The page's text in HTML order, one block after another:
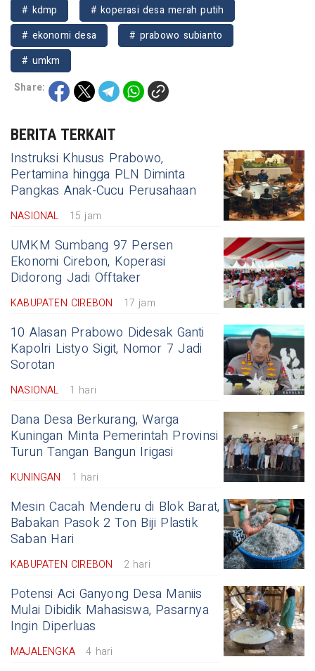
# kdmp
# koperasi desa merah putih
# ekonomi desa
# prabowo subianto
# umkm
Share:
BERITA TERKAIT
Instruksi Khusus Prabowo,
Pertamina hingga PLN Diminta
Pangkas Anak-Cucu Perusahaan
NASIONAL 15 jam
UMKM Sumbang 97 Persen
Ekonomi Cirebon, Koperasi
Didorong Jadi Offtaker
KABUPATEN CIREBON 17 jam
10 Alasan Prabowo Didesak Ganti
Kapolri Listyo Sigit, Nomor 7 Jadi
Sorotan
NASIONAL 1 hari
Dana Desa Berkurang, Warga
Kuningan Minta Pemerintah Provinsi
Turun Tangan Bangun Irigasi
KUNINGAN 1 hari
Mesin Cacah Menderu di Blok Barat,
Babakan Pasok 2 Ton Biji Plastik
Saban Hari
KABUPATEN CIREBON 2 hari
Potensi Aci Ganyong Desa Maniis
Mulai Dibidik Mahasiswa, Pasarnya
Ingin Diperluas
MAJALENGKA 4 hari